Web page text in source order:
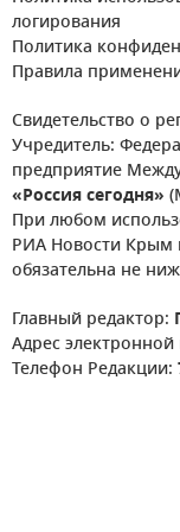
логирования
Политика
Правила
Свидетельство о
Учредитель:
предприятие
«Россия сегодня»
При любом
РИА Новости Крым
обязательна не
Главный редактор:
Адрес
Телефон Редакции: